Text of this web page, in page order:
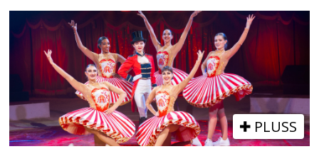
PLUSS